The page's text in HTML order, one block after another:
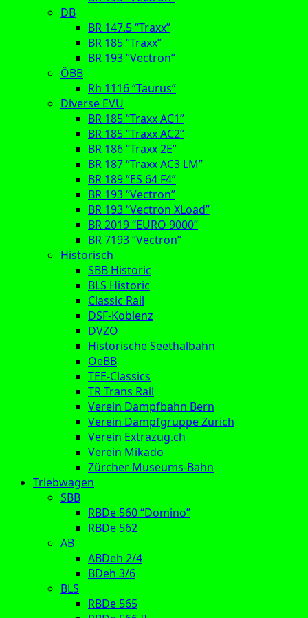
DB
BR 147.5 “Traxx”
BR 185 “Traxx”
BR 193 “Vectron”
ÖBB
Rh 1116 “Taurus”
Diverse EVU
BR 185 “Traxx AC1”
BR 185 “Traxx AC2”
BR 186 “Traxx 2E”
BR 187 “Traxx AC3 LM”
BR 189 “ES 64 F4”
BR 193 “Vectron”
BR 193 “Vectron XLoad”
BR 2019 “EURO 9000”
BR 7193 “Vectron”
Historisch
SBB Historic
BLS Historic
Classic Rail
DSF-Koblenz
DVZO
Historische Seethalbahn
OeBB
TEE-Classics
TR Trans Rail
Verein Dampfbahn Bern
Verein Dampfgruppe Zürich
Verein Extrazug.ch
Verein Mikado
Zürcher Museums-Bahn
Triebwagen
SBB
RBDe 560 “Domino”
RBDe 562
AB
ABDeh 2/4
BDeh 3/6
BLS
RBDe 565